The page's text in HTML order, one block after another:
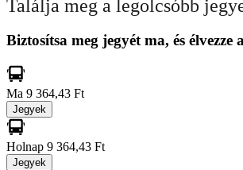
Találja meg a legolcsóbb
Biztosítsa meg jegyét ma, és
Ma 9 364,43 Ft
Jegyek
Holnap 9 364,43 Ft
Jegyek